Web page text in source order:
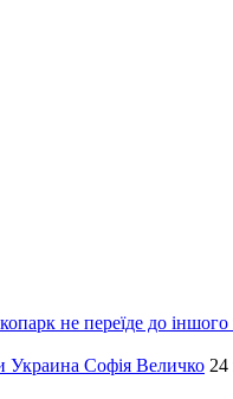
не переїде до
Украина Софія Величко